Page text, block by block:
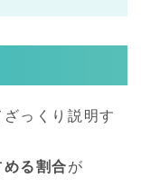
っくり説明す
る割合が